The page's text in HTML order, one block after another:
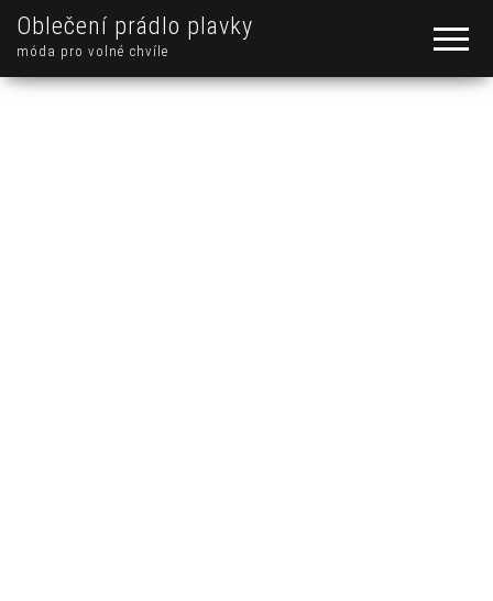
Oblečení prádlo plavky
móda pro volné chvíle